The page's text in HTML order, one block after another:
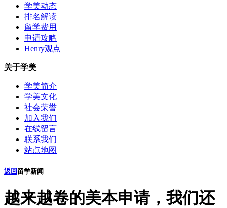
学美动态
排名解读
留学费用
申请攻略
Henry观点
关于学美
学美简介
学美文化
社会荣誉
加入我们
在线留言
联系我们
站点地图
返回 留学新闻
越来越卷的美本申请，我们还